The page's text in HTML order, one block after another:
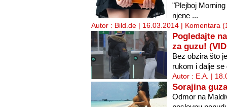
"Plejboj
njene ...
Autor : Bild.de | 16.03.2014 | Komentara
Pogledajte
za guzu!
Bez obzira što
rukom i dalje se
Autor : E.A. |
Sorajina
Odmor na